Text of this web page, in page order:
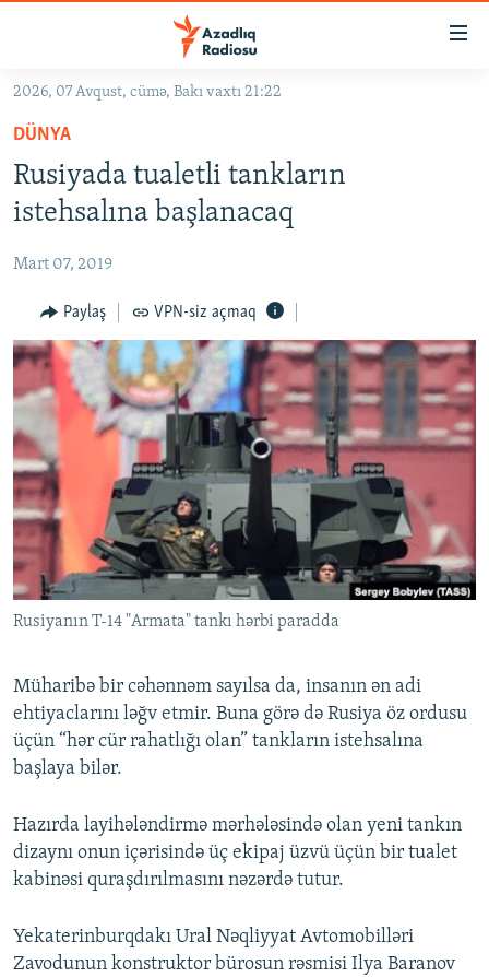
Əsas
qayıt
Əsas
naviqasiyaya
qayıt
KORRUPSIOMETR
FƏRQƏ BAX
QANUNI DOĞRU
ARAŞDIRMA
MULTIMEDIA
FOTOQALEREYA
İNFOQRAFIKA
KARIKATURA
RADIO ARXIV
OXU ZALI
AZƏRBAYCAN ƏDƏBIYYATI KITABXANASI
İSLAM VƏ DEMOKRATIYA
İZ - MƏDƏNIYYƏT PROQRAMI
HAQQIMIZDA
MISSIYAMIZ
PEŞƏ ETIKASI VƏ JURNALISTIKA STANDARTLARIMIZ
MATERIALLARIMIZDAN ISTIFADƏ
AZADLIQRADIOSU MOBIL TELEFONUNUZDA
XƏBƏR BÜLLETENLƏRIMIZ
BIZI IZLƏ
RFE/RL-in bütün saytları
2026, 07 Avqust, cümə, Bakı vaxtı 21:22
DÜNYA
Rusiyada tualetli tankların
istehsalına başlanacaq
Mart 07, 2019
Paylaş VPN-siz açmaq
Rusiyanın T-14 "Armata" tankı hərbi paradda
Müharibə bir cəhənnəm sayılsa da, insanın ən adi
ehtiyaclarını ləğv etmir. Buna görə də Rusiya öz ordusu
üçün “hər cür rahatlığı olan” tankların istehsalına
başlaya bilər.
Hazırda layihələndirmə mərhələsində olan yeni tankın
dizaynı onun içərisində üç ekipaj üzvü üçün bir tualet
kabinəsi quraşdırılmasını nəzərdə tutur.
Yekaterinburqdakı Ural Nəqliyyat Avtomobilləri
Zavodunun konstruktor bürosun rəsmisi Ilya Baranov